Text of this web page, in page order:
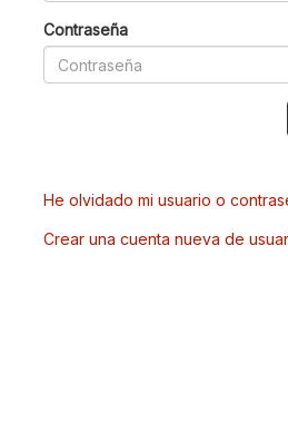
Contraseña
He olvidado mi usuario o
Crear una cuenta nueva de